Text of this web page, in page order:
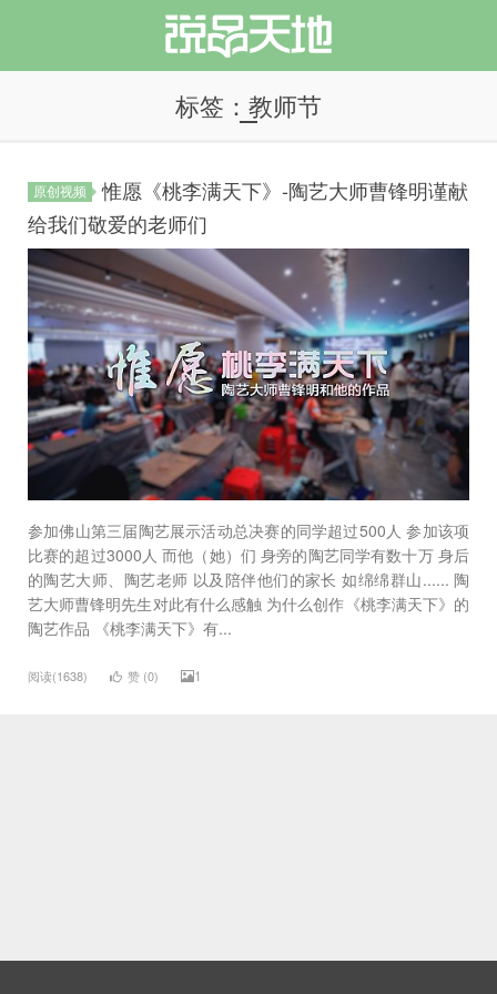
标签：教师节
原创视频
惟愿《桃李满天下》-陶艺大师曹锋明谨献
给我们敬爱的老师们
参加佛山第三届陶艺展示活动总决赛的同学超过500人 参加该项
比赛的超过3000人 而他（她）们 身旁的陶艺同学有数十万 身后
的陶艺大师、陶艺老师 以及陪伴他们的家长 如绵绵群山...... 陶
艺大师曹锋明先生对此有什么感触 为什么创作《桃李满天下》的
陶艺作品 《桃李满天下》有...
阅读(1638) 赞 (0) 1